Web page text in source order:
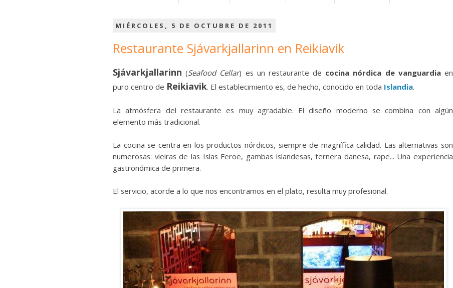
MIÉRCOLES, 5 DE OCTUBRE DE 2011
Restaurante Sjávarkjallarinn en Reikiavik
Sjávarkjallarinn (Seafood Cellar) es un restaurante de cocina nórdica de vanguardiaen
puro centro de Reikiavik. El establecimiento es, de hecho, conocido en toda Islandia.
La atmósfera del restaurante es muy agradable. El diseño moderno se combina con algún
elemento más tradicional.
La cocina se centra en los productos nórdicos, siempre de magnífica calidad. Las alternativas son
numerosas: vieiras de las Islas Feroe, gambas islandesas, ternera danesa, rape... Una experiencia
gastronómica de primera.
El servicio, acorde a lo que nos encontramos en el plato, resulta muy profesional.